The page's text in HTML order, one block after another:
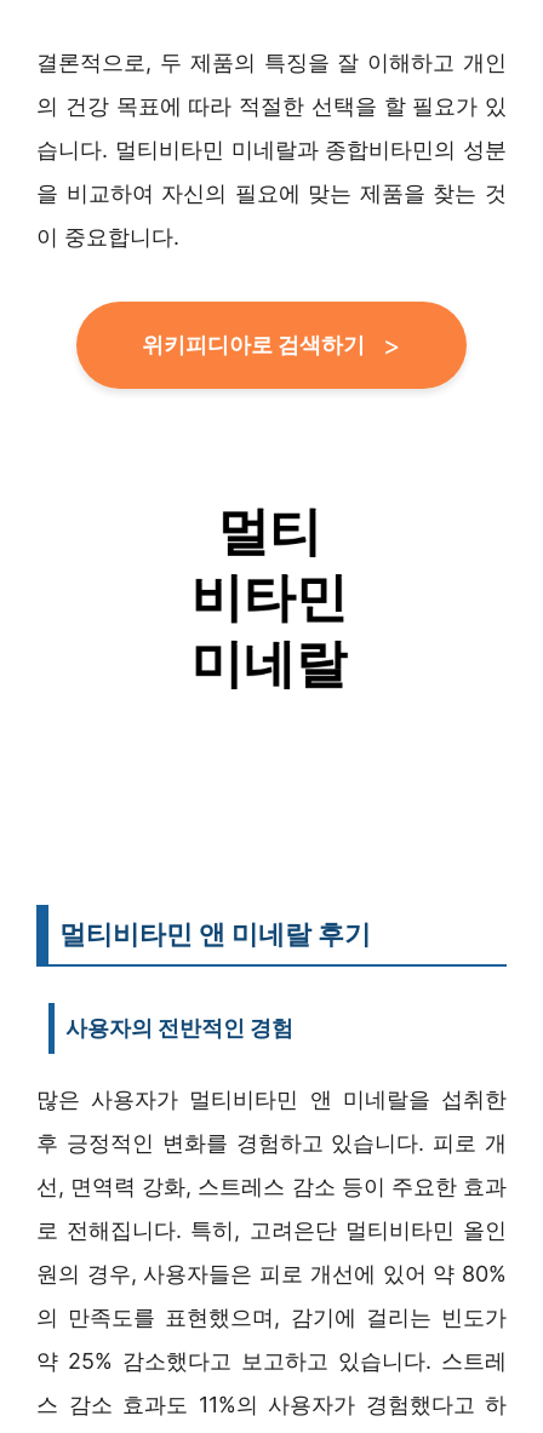
결론적으로, 두 제품의 특징을 잘 이해하고 개인
의 건강 목표에 따라 적절한 선택을 할 필요가 있
습니다. 멀티비타민 미네랄과 종합비타민의 성분
을 비교하여 자신의 필요에 맞는 제품을 찾는 것
이 중요합니다.
위키피디아로 검색하기
멀티비타민 앤 미네랄 후기
사용자의 전반적인 경험
많은 사용자가 멀티비타민 앤 미네랄을 섭취한
후 긍정적인 변화를 경험하고 있습니다. 피로 개
선, 면역력 강화, 스트레스 감소 등이 주요한 효과
로 전해집니다. 특히, 고려은단 멀티비타민 올인
원의 경우, 사용자들은 피로 개선에 있어 약 80%
의 만족도를 표현했으며, 감기에 걸리는 빈도가
약 25% 감소했다고 보고하고 있습니다. 스트레
스 감소 효과도 11%의 사용자가 경험했다고 하